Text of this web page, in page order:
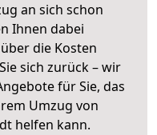
an sich schon
Ihnen dabei
die Kosten
sich zurück – wir
für Sie, das
Umzug von
helfen kann.